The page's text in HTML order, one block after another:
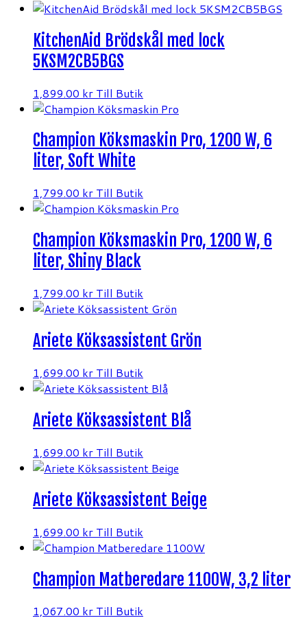
KitchenAid Brödskål med lock
5KSM2CB5BGS
1,899.00 kr Till Butik
Champion Köksmaskin Pro, 1200 W, 6
liter, Soft White
1,799.00 kr Till Butik
Champion Köksmaskin Pro, 1200 W, 6
liter, Shiny Black
1,799.00 kr Till Butik
Ariete Köksassistent Grön
1,699.00 kr Till Butik
Ariete Köksassistent Blå
1,699.00 kr Till Butik
Ariete Köksassistent Beige
1,699.00 kr Till Butik
Champion Matberedare 1100W, 3,2 liter
1,067.00 kr Till Butik